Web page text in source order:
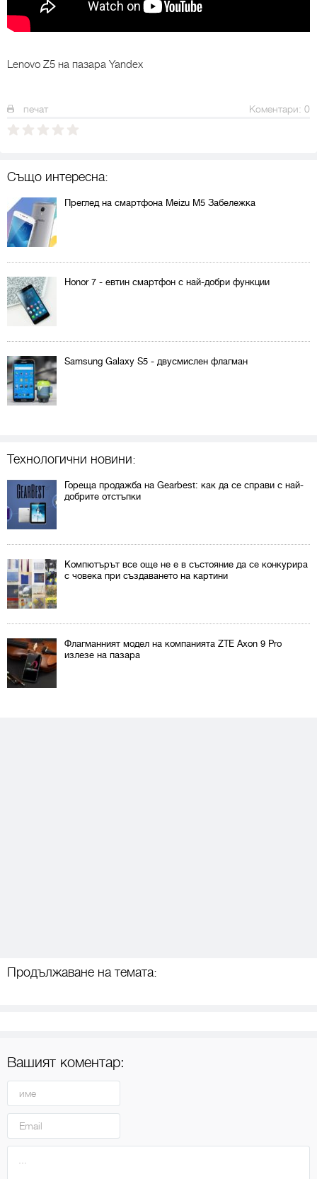
Lenovo Z5 на пазара Yandex
печат Коментари: 0
Също интересна:
Преглед на смартфона Meizu M5 Забележка
Honor 7 - евтин смартфон с най-добри функции
Samsung Galaxy S5 - двусмислен флагман
Технологични новини:
Гореща продажба на Gearbest: как да се справи с най-
добрите отстъпки
Компютърът все още не е в състояние да се конкурира
с човека при създаването на картини
Флагманният модел на компанията ZTE Axon 9 Pro
излезе на пазара
Продължаване на темата:
Вашият коментар: